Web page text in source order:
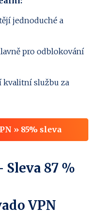
jednoduché a
pro odblokování
kvalitní službu za
» 85% sleva
Sleva 87 %
VPN